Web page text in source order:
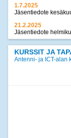
1.7.2025
Jäsentiedote
21.2.2025
Jäsentiedote
17.12.2024
Jäsentiedote
KURSSIT JA
Antenni- ja ICT-alan